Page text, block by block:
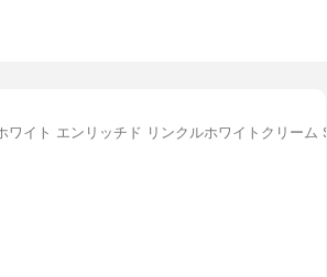
ワイト エンリッチド リンクルホワイトクリーム S